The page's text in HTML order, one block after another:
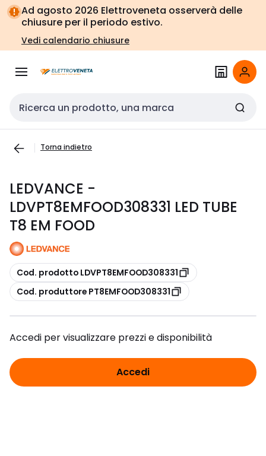
Vai alla
navigazione
Vai
alla
pagina
Ad agosto 2026 Elettroveneta osserverà delle
chiusure per il periodo estivo.
Vedi calendario chiusure
Cerca input
Torna indietro
LEDVANCE -
LDVPT8EMFOOD308331 LED TUBE
T8 EM FOOD
copia
Cod. prodotto LDVPT8EMFOOD308331
copia
Cod. produttore PT8EMFOOD308331
Accedi per visualizzare prezzi e disponibilità
Accedi